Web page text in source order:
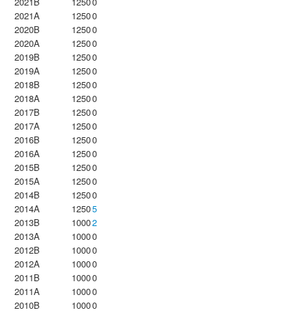
2021A
12500
2020B
12500
2020A
12500
2019B
12500
2019A
12500
2018B
12500
2018A
12500
2017B
12500
2017A
12500
2016B
12500
2016A
12500
2015B
12500
2015A
12500
2014B
12500
2014A
12505
2013B
10002
2013A
10000
2012B
10000
2012A
10000
2011B
10000
2011A
10000
2010B
10000